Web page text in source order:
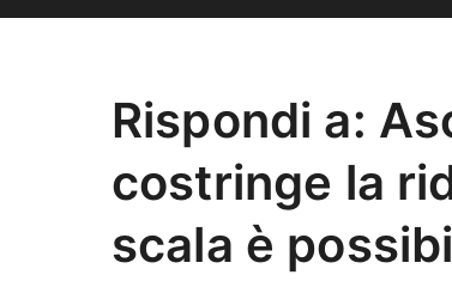
Rispondi a:
costringe la
scala è